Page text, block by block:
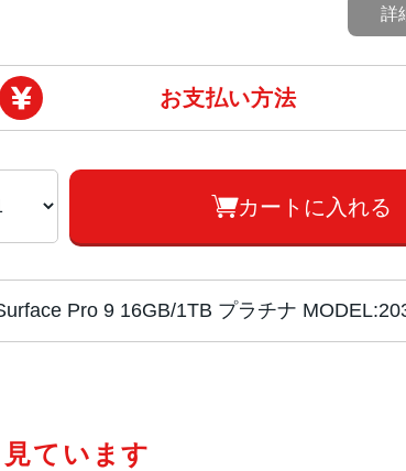
詳
お支払い方法
カートに入れる
Pro 9 16GB/1TB プラチナ
ています